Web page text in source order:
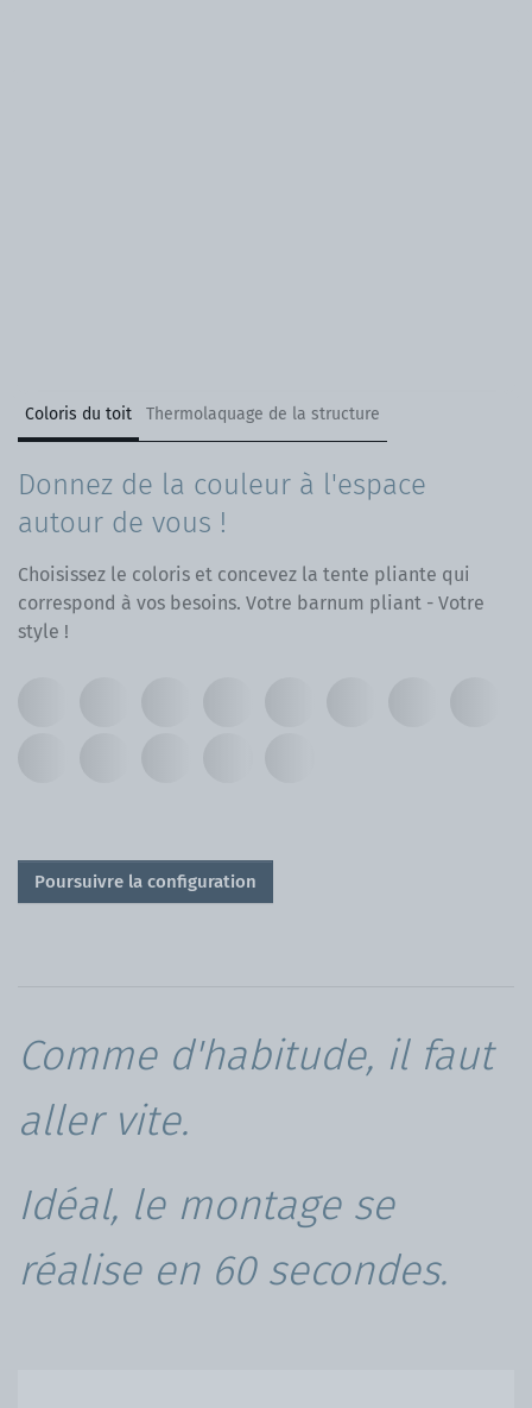
Coloris du toit Thermolaquage de la structure
Donnez de la couleur à l'espace
autour de vous !
Choisissez le coloris et concevez la tente pliante qui
correspond à vos besoins. Votre barnum pliant - Votre
style !
Poursuivre la configuration
Comme d'habitude, il faut
aller vite.
Idéal, le montage se
réalise en 60 secondes.